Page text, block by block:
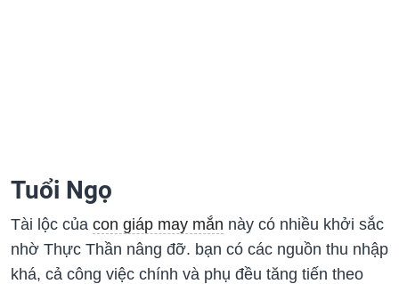
Tuổi Ngọ
Tài lộc của con giáp may mắn này có nhiều khởi sắc
nhờ Thực Thần nâng đỡ. bạn có các nguồn thu nhập
khá, cả công việc chính và phụ đều tăng tiến theo